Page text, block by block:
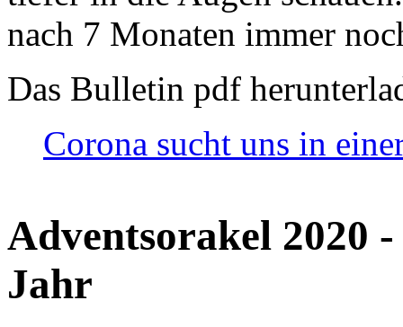
nach 7 Monaten immer
Das Bulletin pdf
Corona sucht uns in
Adventsorakel 2020
Jahr